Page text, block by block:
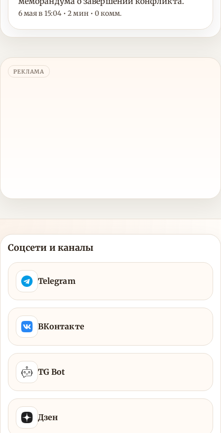
6 мая в 15:04 • 2 мин • 0 комм.
РЕКЛАМА
Соцсети и каналы
Telegram
ВКонтакте
TG Bot
Дзен